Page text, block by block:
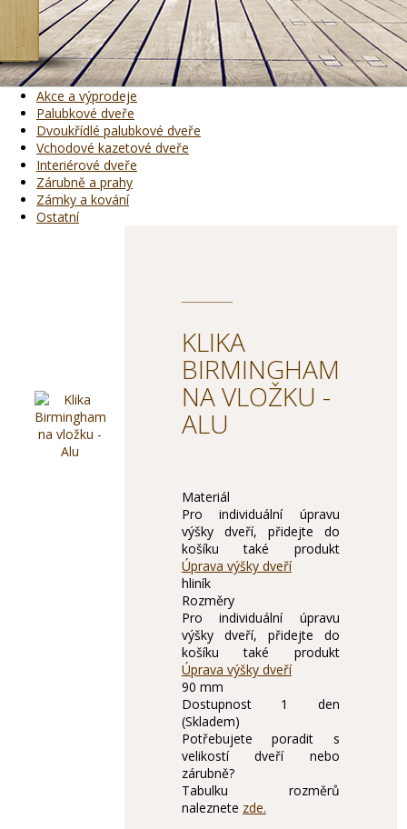
Akce a výprodeje
Palubkové dveře
Dvoukřídlé palubkové dveře
Vchodové kazetové dveře
Interiérové dveře
Zárubně a prahy
Zámky a kování
Ostatní
KLIKA
BIRMINGHAM
NA VLOŽKU -
ALU
Materiál
Pro individuální úpravu
výšky dveří, přidejte do
košíku také produkt
Úprava výšky dveří
hliník
Rozměry
Pro individuální úpravu
výšky dveří, přidejte do
košíku také produkt
Úprava výšky dveří
90 mm
Dostupnost 1 den
(Skladem)
Potřebujete poradit s
velikostí dveří nebo
zárubně?
Tabulku rozměrů
naleznete zde.